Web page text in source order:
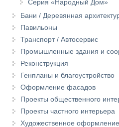
Серия «Народный Дом»
Бани / Деревянная
Павильоны
Транспорт / Автосервис
Промышленные здания и
Реконструкция
Генпланы и благоустройство
Оформление фасадов
Проекты общественного
Проекты частного интерьера
Художественное